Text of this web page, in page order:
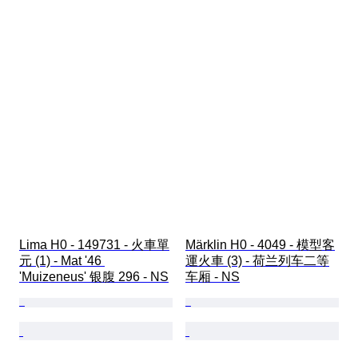
Lima H0 - 149731 - 火車單
元 (1) - Mat '46
'Muizeneus' 银腹 296 - NS
Märklin H0 - 4049 - 模型客
運火車 (3) - 荷兰列车二等
车厢 - NS